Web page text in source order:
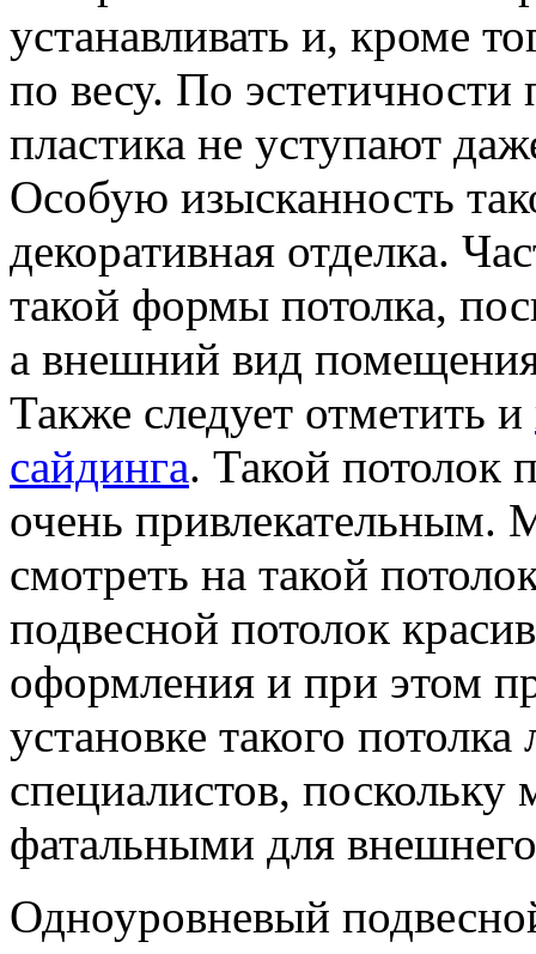
устанавливать и, кроме
по весу. По эстетичности
пластика не уступают
Особую изысканность
декоративная отделка.
такой формы потолка,
а внешний вид
Также следует отметить и
сайдинга. Такой потолок
очень привлекательным.
смотреть на такой
подвесной потолок
оформления и при этом
установке такого
специалистов,
фатальными для
Одноуровневый